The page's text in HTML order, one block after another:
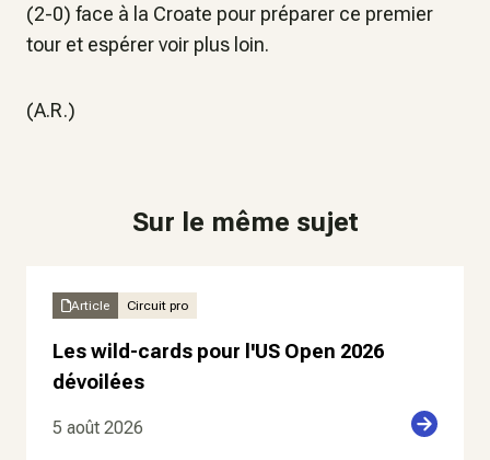
(2-0) face à la Croate pour préparer ce premier
tour et espérer voir plus loin.
(A.R.)
Sur le même sujet
Article Circuit pro
Les wild-cards pour l'US Open 2026
dévoilées
5 août 2026